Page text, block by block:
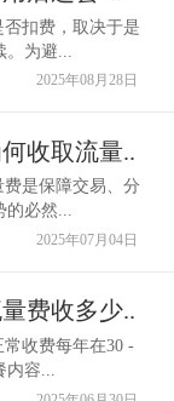
否扣费，取决于是
为避...
2025年08月28日
收取流量..
费是保障交易、分
的必然...
2025年07月04日
费收多少..
常收费每年在30 -
容...